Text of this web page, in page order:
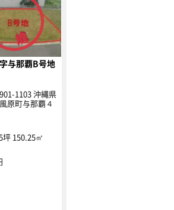
与那覇B号地
1103 沖縄県
原町与那覇４
坪 150.25㎡